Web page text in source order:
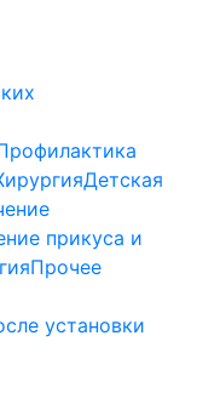
Детская
прикуса и
Прочее
установки